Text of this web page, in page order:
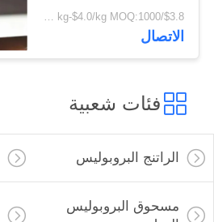
Factory Supply Bulk
Fresh Food Grade
Black Honey
$3.8/kg-$4.0/kg MOQ:1000 كجم
الاتصال
فئات شعبية
الراتنج البروبوليس
مسحوق البروبوليس